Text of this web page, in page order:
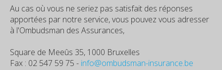
Au cas où vous ne seriez pas satisfait des réponses
apportées par notre service, vous pouvez vous adresser
à l'Ombudsman des Assurances,
Square de Meeûs 35, 1000 Bruxelles
Fax : 02 547 59 75 - info@ombudsman-insurance.be